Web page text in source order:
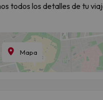
todos los detalles de tu
Mapa